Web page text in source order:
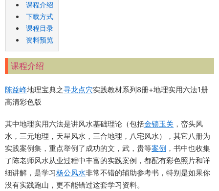
课程介绍
下载方式
课程目录
资料预览
课程介绍
陈益峰地理宝典之寻龙点穴实践教材系列8册+地理实用六法1册
高清彩色版
其中地理实用六法是讲风水基础理论（包括金锁玉关 ，峦头风
水，三元地理，天星风水，三合地理，八宅风水），其它八册为
实践案例集，重点举例了成功的文，武，贵等案例 ，书中也收集
了陈老师风水从业过程中丰富的实践案例，都配有彩色照片和详
细讲解，是学习杨公风水非常不错的辅助参考书，特别是如果你
没有实践跑山，更不能错过这套学习资料。